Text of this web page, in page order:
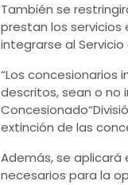
También se
prestan los
integrarse al
“Los
descritos, sean o no
extinción de las
Además, se aplicará
necesarios para la